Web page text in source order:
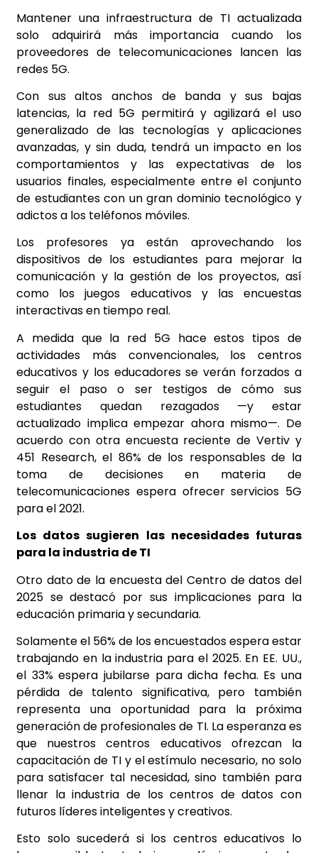
Mantener una infraestructura de TI actualizada
solo adquirirá más importancia cuando los
proveedores de telecomunicaciones lancen las
redes 5G.
Con sus altos anchos de banda y sus bajas
latencias, la red 5G permitirá y agilizará el uso
generalizado de las tecnologías y aplicaciones
avanzadas, y sin duda, tendrá un impacto en los
comportamientos y las expectativas de los
usuarios finales, especialmente entre el conjunto
de estudiantes con un gran dominio tecnológico y
adictos a los teléfonos móviles.
Los profesores ya están aprovechando los
dispositivos de los estudiantes para mejorar la
comunicación y la gestión de los proyectos, así
como los juegos educativos y las encuestas
interactivas en tiempo real.
A medida que la red 5G hace estos tipos de
actividades más convencionales, los centros
educativos y los educadores se verán forzados a
seguir el paso o ser testigos de cómo sus
estudiantes quedan rezagados —y estar
actualizado implica empezar ahora mismo—. De
acuerdo con otra encuesta reciente de Vertiv y
451 Research, el 86% de los responsables de la
toma de decisiones en materia de
telecomunicaciones espera ofrecer servicios 5G
para el 2021.
Los datos sugieren las necesidades futuras
para la industria de TI
Otro dato de la encuesta del Centro de datos del
2025 se destacó por sus implicaciones para la
educación primaria y secundaria.
Solamente el 56% de los encuestados espera estar
trabajando en la industria para el 2025. En EE. UU.,
el 33% espera jubilarse para dicha fecha. Es una
pérdida de talento significativa, pero también
representa una oportunidad para la próxima
generación de profesionales de TI. La esperanza es
que nuestros centros educativos ofrezcan la
capacitación de TI y el estímulo necesario, no solo
para satisfacer tal necesidad, sino también para
llenar la industria de los centros de datos con
futuros líderes inteligentes y creativos.
Esto solo sucederá si los centros educativos lo